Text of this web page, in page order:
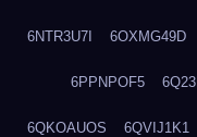
6NTR3U7I 6OXMG49D
6PPNPOF5
6QKOAUOS 6QVIJ1K1